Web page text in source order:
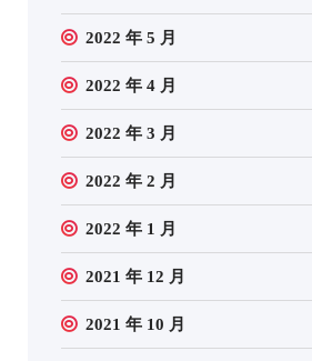
2022 年 5 月
2022 年 4 月
2022 年 3 月
2022 年 2 月
2022 年 1 月
2021 年 12 月
2021 年 10 月